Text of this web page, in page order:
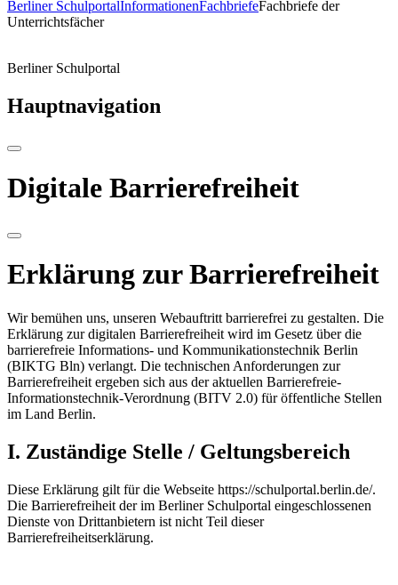
Berliner SchulportalInformationenFachbriefeFachbriefe der
Unterrichtsfächer
Berliner Schulportal
Hauptnavigation
Digitale Barrierefreiheit
Erklärung zur Barrierefreiheit
Wir bemühen uns, unseren Webauftritt barrierefrei zu gestalten. Die
Erklärung zur digitalen Barrierefreiheit wird im Gesetz über die
barrierefreie Informations- und Kommunikationstechnik Berlin
(BIKTG Bln) verlangt. Die technischen Anforderungen zur
Barrierefreiheit ergeben sich aus der aktuellen Barrierefreie-
Informationstechnik-Verordnung (BITV 2.0) für öffentliche Stellen
im Land Berlin.
I. Zuständige Stelle / Geltungsbereich
Diese Erklärung gilt für die Webseite https://schulportal.berlin.de/.
Die Barrierefreiheit der im Berliner Schulportal eingeschlossenen
Dienste von Drittanbietern ist nicht Teil dieser
Barrierefreiheitserklärung.